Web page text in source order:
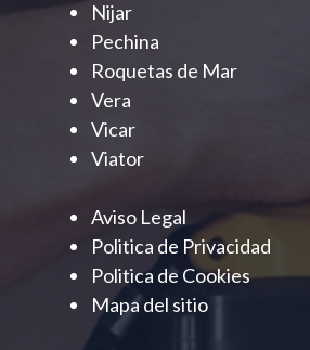
Nijar
Pechina
Roquetas de Mar
Vera
Vicar
Viator
Aviso Legal
Politica de Privacidad
Politica de Cookies
Mapa del sitio